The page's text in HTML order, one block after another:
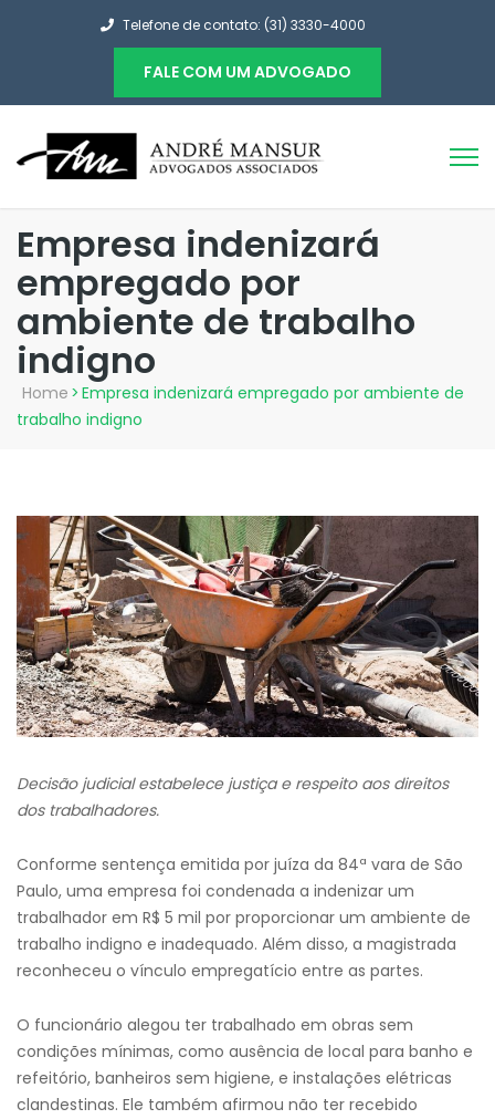
Telefone de contato: (31) 3330-4000
FALE COM UM ADVOGADO
Empresa indenizará
empregado por
ambiente de trabalho
indigno
Home > Empresa indenizará empregado por ambiente de
trabalho indigno
Decisão judicial estabelece justiça e respeito aos direitos
dos trabalhadores.
Conforme sentença emitida por juíza da 84ª vara de São
Paulo, uma empresa foi condenada a indenizar um
trabalhador em R$ 5 mil por proporcionar um ambiente de
trabalho indigno e inadequado. Além disso, a magistrada
reconheceu o vínculo empregatício entre as partes.
O funcionário alegou ter trabalhado em obras sem
condições mínimas, como ausência de local para banho e
refeitório, banheiros sem higiene, e instalações elétricas
clandestinas. Ele também afirmou não ter recebido